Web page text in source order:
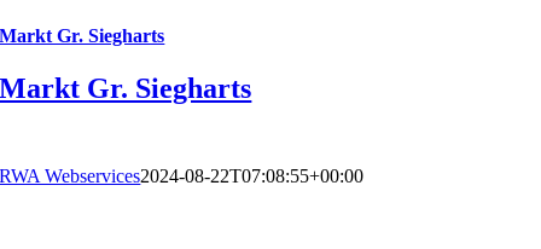
Markt Gr. Siegharts
Markt Gr. Siegharts
RWA Webservices2024-08-22T07:08:55+00:00